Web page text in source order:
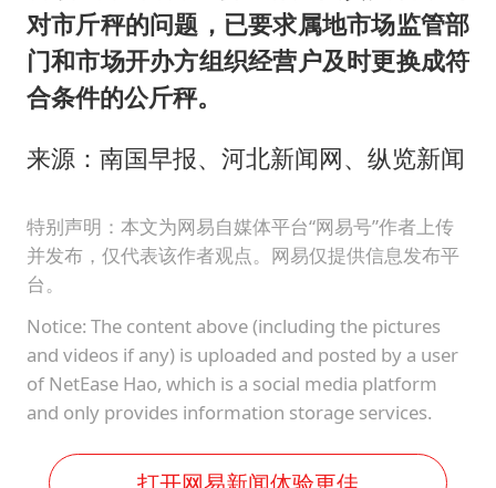
对市斤秤的问题，已要求属地市场监管部
门和市场开办方组织经营户及时更换成符
合条件的公斤秤。
来源：南国早报、河北新闻网、纵览新闻
特别声明：本文为网易自媒体平台“网易号”作者上传
并发布，仅代表该作者观点。网易仅提供信息发布平
台。
Notice: The content above (including the pictures
and videos if any) is uploaded and posted by a user
of NetEase Hao, which is a social media platform
and only provides information storage services.